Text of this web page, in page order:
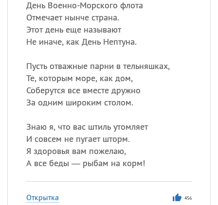
День Военно-Морского флота
Отмечает нынче страна.
Этот день еще называют
Не иначе, как День Нептуна.
Пусть отважные парни в тельняшках,
Те, которым море, как дом,
Соберутся все вместе дружно
За одним широким столом.
Знаю я, что вас штиль утомляет
И совсем не пугает шторм.
Я здоровья вам пожелаю,
А все беды — рыбам на корм!
Открытка 456